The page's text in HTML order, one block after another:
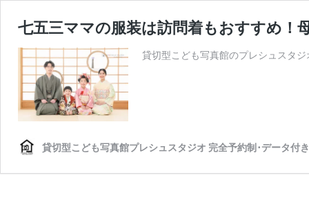
七五三ママの服装は訪問着もおすすめ！
貸切型こども写真館のプレシュスタ
貸切型こども写真館プレシュスタジオ 完全予約制･データ付き